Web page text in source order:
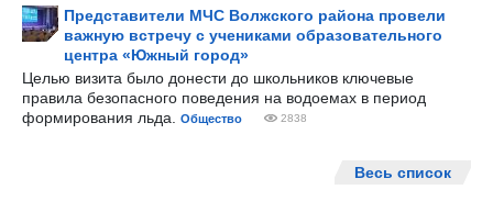
Представители МЧС Волжского района провели
важную встречу с учениками образовательного
центра «Южный город»
Целью визита было донести до школьников ключевые
правила безопасного поведения на водоемах в период
формирования льда.
Общество 2838
Весь список